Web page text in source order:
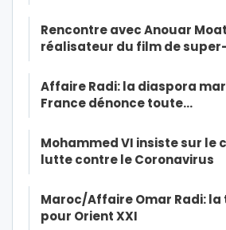
Rencontre avec Anouar
réalisateur du film de
Affaire Radi: la diaspora
France dénonce toute…
Mohammed VI insiste sur le
lutte contre le Coronavirus
Maroc/Affaire Omar Radi:
pour Orient XXI